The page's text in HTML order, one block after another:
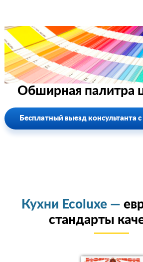
Обширная палитра
Бесплатный выезд консультанта
Кухни Ecoluxe —
стандарты